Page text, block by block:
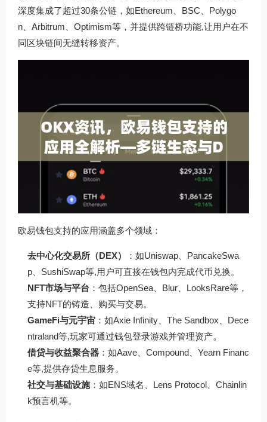
深度集成了超过30条公链，如Ethereum、BSC、Polygo
n、Arbitrum、Optimism等，并提供跨链桥功能,让用户在不
同区块链间无缝转移资产。
欧易钱包支持的应用涵盖多个领域：
去中心化交易所（DEX）
：如Uniswap、PancakeSwa
p、SushiSwap等,用户可直接在钱包内完成代币兑换。
NFT市场与平台 ：包括OpenSea、Blur、LooksRare等，
支持NFT的铸造、购买与交易。
GameFi与元宇宙 ：如Axie Infinity、The Sandbox、Dece
ntraland等,玩家可通过钱包登录游戏并管理资产。
借贷与收益聚合器 ：如Aave、Compound、Yearn Financ
e等,提供存贷生息服务。
社交与基础设施：如ENS域名、Lens Protocol、Chainlin
k预言机等。